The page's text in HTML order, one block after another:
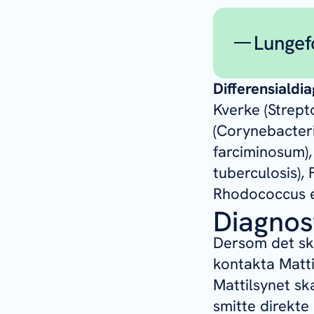
og
Ei
til
Kverke (
(Co
farciminosum
tuberculosis),
Rhodococcus
Dersom det
kontakta
Mattilsynet
smitte direkte